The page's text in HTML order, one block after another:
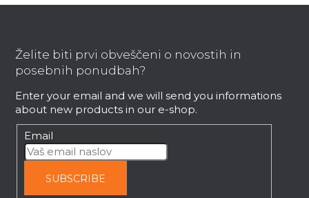
Želite biti prvi obveščeni o novostih in
posebnih ponudbah?
Enter your email and we will send you informations
about new products in our e-shop.
Email
SUBSCRIBE